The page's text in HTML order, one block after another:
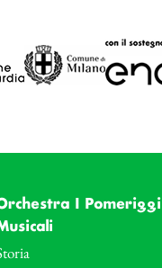
I Pomeriggi